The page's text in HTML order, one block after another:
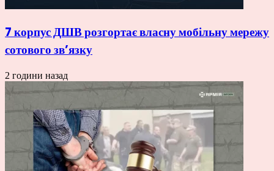
7 корпус ДШВ розгортає власну мобільну мережу
сотового зв’язку
2 години назад